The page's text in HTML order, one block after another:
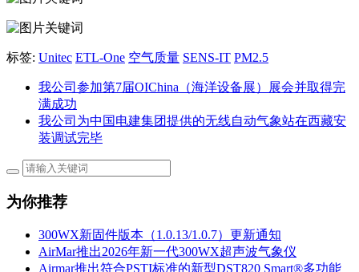
标签: Unitec ETL-One 空气质量 SENS-IT PM2.5
我公司参加第7届OIChina（海洋设备展）展会并取得完
满成功
我公司为中国电建集团提供的无线自动气象站在西藏安
装调试完毕
为你推荐
300WX新固件版本（1.0.13/1.0.7）更新通知
AirMar推出2026年新一代300WX超声波气象仪
Airmar推出符合PSTI标准的新型DST820 Smart®多功能